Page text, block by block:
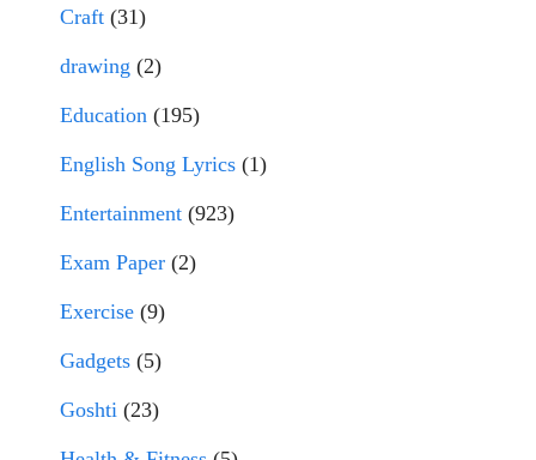
Craft (31)
drawing (2)
Education (195)
English Song Lyrics (1)
Entertainment (923)
Exam Paper (2)
Exercise (9)
Gadgets (5)
Goshti (23)